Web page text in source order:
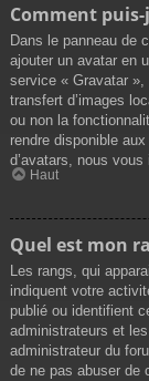
Comment
Dans le panneau de
ajouter un avatar en
service « Gravatar »,
transfert d’images
ou non la
rendre disponible
d’avatars, nous
Haut
Quel est mon
Les rangs, qui
indiquent votre
publié ou identifient
administrateurs et
administrateur du
de ne pas abuser de